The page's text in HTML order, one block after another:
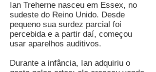
Ian Treherne nasceu em Essex, no
sudeste do Reino Unido. Desde
pequeno sua surdez parcial foi
percebida e a partir daí, começou
usar aparelhos auditivos.
Durante a infância, Ian adquiriu o